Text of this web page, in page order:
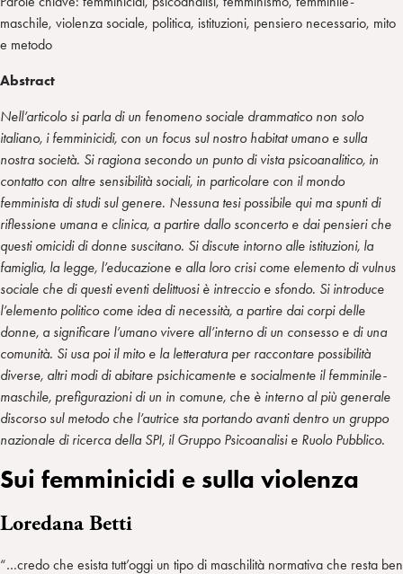
maschile, violenza sociale, politica, istituzioni, pensiero necessario, mito
e metodo
Abstract
Nell’articolo si parla di un fenomeno sociale drammatico non solo
italiano, i femminicidi, con un focus sul nostro habitat umano e sulla
nostra società. Si ragiona secondo un punto di vista psicoanalitico, in
contatto con altre sensibilità sociali, in particolare con il mondo
femminista di studi sul genere. Nessuna tesi possibile qui ma spunti di
riflessione umana e clinica, a partire dallo sconcerto e dai pensieri che
questi omicidi di donne suscitano. Si discute intorno alle istituzioni, la
famiglia, la legge, l’educazione e alla loro crisi come elemento di vulnus
sociale che di questi eventi delittuosi è intreccio e sfondo. Si introduce
l’elemento politico come idea di necessità, a partire dai corpi delle
donne, a significare l’umano vivere all’interno di un consesso e di una
comunità. Si usa poi il mito e la letteratura per raccontare possibilità
diverse, altri modi di abitare psichicamente e socialmente il femminile-
maschile, prefigurazioni di un in comune, che è interno al più generale
discorso sul metodo che l’autrice sta portando avanti dentro un gruppo
nazionale di ricerca della SPI, il Gruppo Psicoanalisi e Ruolo Pubblico.
Sui femminicidi e sulla violenza
Loredana Betti
“…credo che esista tutt’oggi un tipo di maschilità normativa che resta ben